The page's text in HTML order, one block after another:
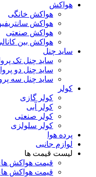
هواکش
هواکش خانگی
هواکش
هواکش صنعتی
هواکش بین
ساید چنل
ساید چنل تک
ساید چنل دو
ساید چنل سه
کولر
کولر گازی
کولر آبی
کولر صنعتی
کولر سلولزی
پرده هوا
لوازم جانبی
لیست قیمت ها
قیمت هواکش
قیمت هواکش